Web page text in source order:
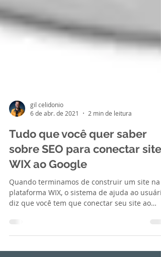
6 de abr. de 2021
2 min de leitura
Tudo que você quer saber
sobre SEO para conectar sites
WIX ao Google
Quando terminamos de construir um site na
Google